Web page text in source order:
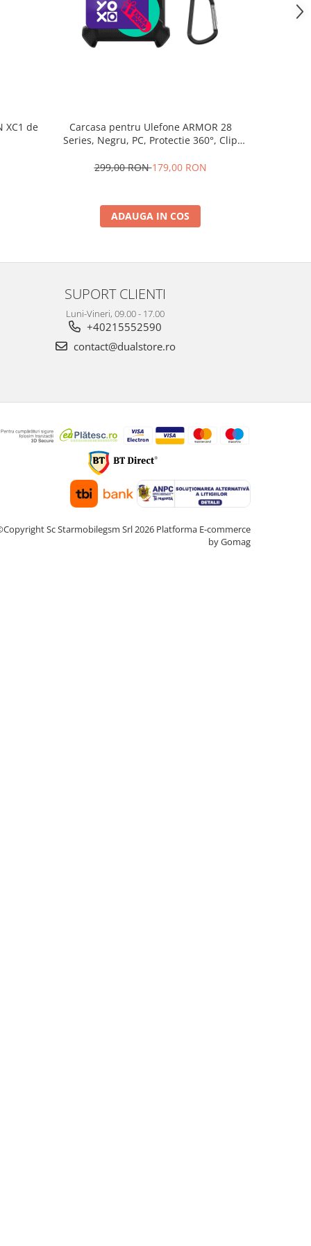
XC1 de
Carcasa pentru Ulefone ARMOR 28
Series, Negru, PC, Protectie 360°, Clip
299,00 RON179,00 RON
ADAUGA IN COS
SUPORT CLIENTI
Luni-Vineri, 09.00 - 17.00
+40215552590
contact@dualstore.ro
Sc Starmobilegsm Srl 2026 Platforma E-commerce
by Gomag